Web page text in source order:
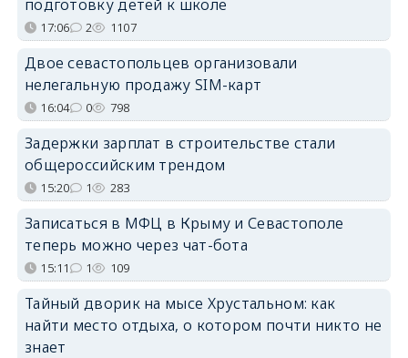
подготовку детей к школе
17:06 2 1107
Двое севастопольцев организовали
нелегальную продажу SIM-карт
16:04 0 798
Задержки зарплат в строительстве стали
общероссийским трендом
15:20 1 283
Записаться в МФЦ в Крыму и Севастополе
теперь можно через чат-бота
15:11 1 109
Тайный дворик на мысе Хрустальном: как
найти место отдыха, о котором почти никто не
знает